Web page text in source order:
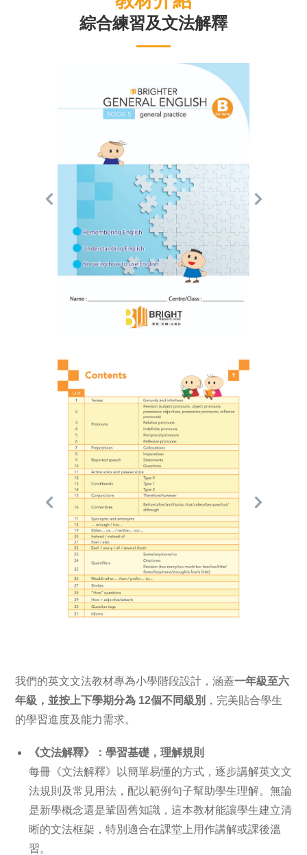
綜合練習及文法解釋
我們的英文文法教材專為小學階段設計，涵蓋一年級至六
年級 ，並按上下學期分為 12個不同級別 ，完美貼合學生
的學習進度及能力需求。
《文法解釋》：學習基礎，理解規則
每冊《文法解釋》以簡單易懂的方式，逐步講解英文文
法規則及常見用法，配以範例句子幫助學生理解。無論
是新學概念還是鞏固舊知識，這本教材能讓學生建立清
晰的文法框架，特別適合在課堂上用作講解或課後溫
習。